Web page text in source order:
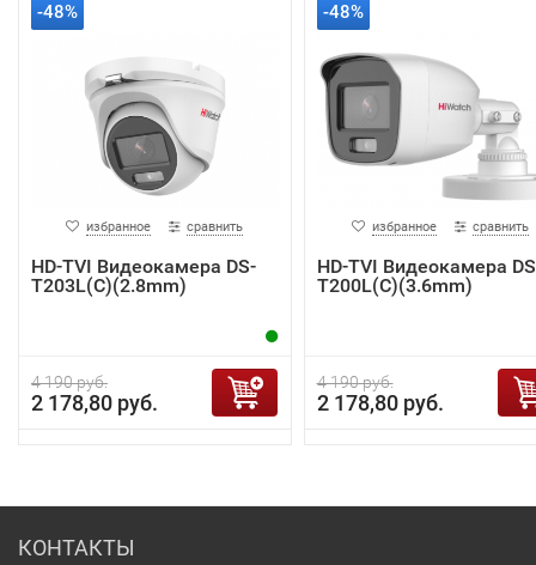
-48%
избранное сравнить
HD-TVI Видеокамера DS-
T203L(C)(2.8mm)
4 190 руб.
2 178,80 руб.
-48%
избранное сравнить
HD-TVI Видеокамера
T200L(C)(3.6mm)
4 190 руб.
2 178,80 руб.
КОНТАКТЫ